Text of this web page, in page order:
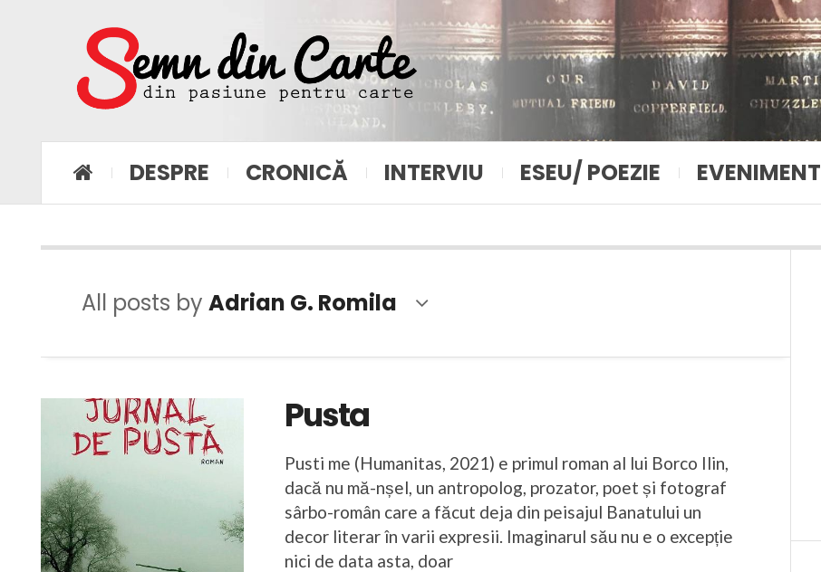
DESPRE CRONICĂ INTERVIU ESEU/ POEZIE EVENIMENT
All posts by Adrian G. Romila
Pusta
Pusti me (Humanitas, 2021) e primul roman al lui Borco Ilin,
dacă nu mă-nșel, un antropolog, prozator, poet și fotograf
sârbo-român care a făcut deja din peisajul Banatului un
decor literar în varii expresii. Imaginarul său nu e o excepție
nici de data asta, doar